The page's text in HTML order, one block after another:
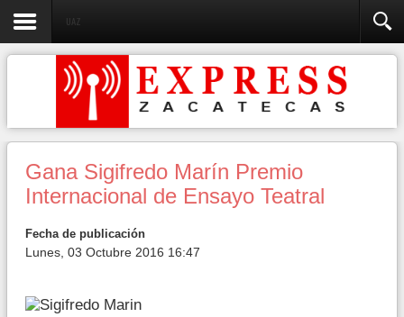
UAZ
Gana Sigifredo Marín Premio
Internacional de Ensayo Teatral
Fecha de publicación
Lunes, 03 Octubre 2016 16:47